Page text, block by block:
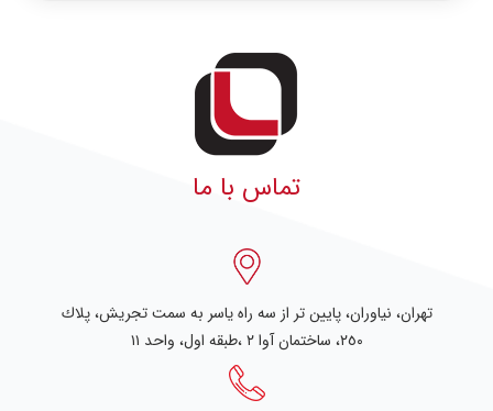
تماس با ما
تهران، نياوران، پایین تر از سه راه یاسر به سمت تجریش، پلاك
٢٥٠، ساختمان آوا ۲ ،طبقه اول، واحد ۱۱